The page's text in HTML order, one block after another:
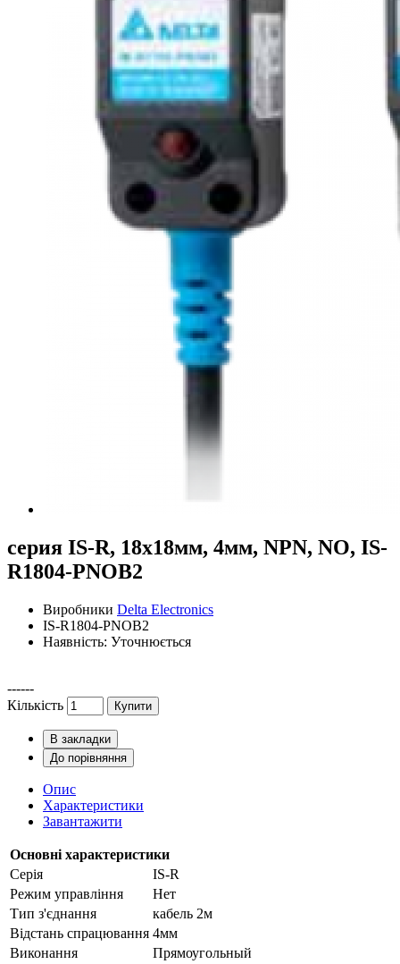
серия IS-R, 18x18мм, 4мм, NPN, NO, IS-
R1804-PNOB2
Виробники Delta Electronics
IS-R1804-PNOB2
Наявність: Уточнюється
------
Кількість
Купити
В закладки
До порівняння
Опис
Характеристики
Завантажити
Основні характеристики
Серія
IS-R
Режим управління
Нет
Тип з'єднання
кабель 2м
Відстань спрацювання 4мм
Виконання
Прямоугольный